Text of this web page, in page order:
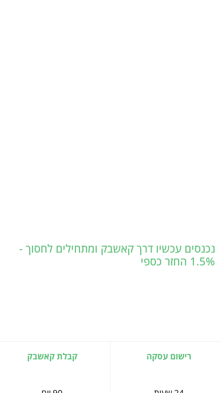
נכנסים עכשיו דרך קאשבק ומתחילים לחסוך -
1.5% החזר כספי
רישום עסקה קבלת קאשבק